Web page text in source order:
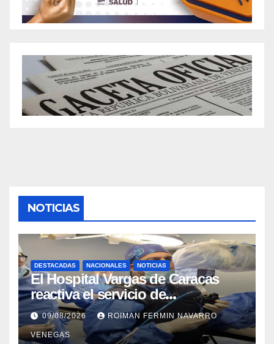
NOTICIAS
DESTACADAS NACIONALES NOTICIAS
El Hospital Vargas de Caracas
reactiva el servicio de
Colangiopancreatografía
Retrógrada Endoscópica para
beneficiar a cientos de pacientes
09/08/2026 ROIMAN FERMIN NAVARRO
VENEGAS